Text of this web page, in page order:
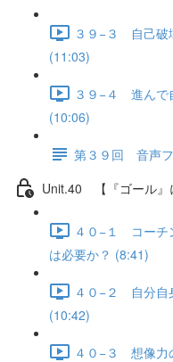
３９−３ 自己破
(11:03)
３９−４ 進んで
(10:06)
第３９回 音声
Unit.40 【『ゴール』
４０−１ コーチ
は必要か？ (8:41)
４０−２ 自分自
(10:42)
４０−３ 想像力